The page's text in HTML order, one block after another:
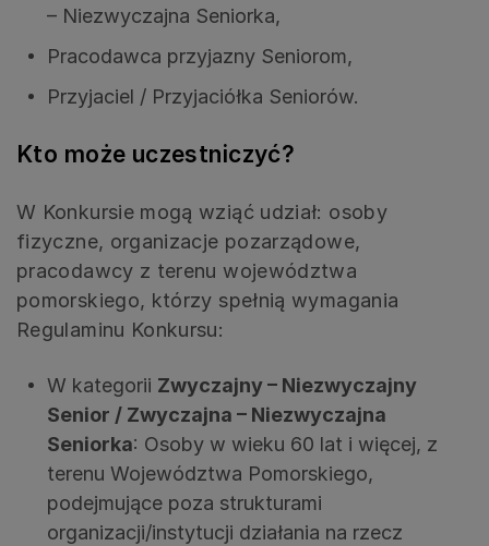
– Niezwyczajna Seniorka,
Pracodawca przyjazny Seniorom,
Przyjaciel / Przyjaciółka Seniorów.
Kto może uczestniczyć?
W Konkursie mogą wziąć udział: osoby
fizyczne, organizacje pozarządowe,
pracodawcy z terenu województwa
pomorskiego, którzy spełnią wymagania
Regulaminu Konkursu:
W kategorii Zwyczajny – Niezwyczajny
Senior / Zwyczajna – Niezwyczajna
Seniorka: Osoby w wieku 60 lat i więcej, z
terenu Województwa Pomorskiego,
podejmujące poza strukturami
organizacji/instytucji działania na rzecz